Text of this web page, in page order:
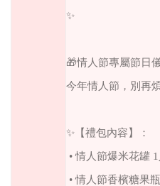
✨
🎁情人節專屬節日
今年情人節，別再
✨【禮包內容】：
• 情人節爆米花罐 1
• 情人節香檳糖果